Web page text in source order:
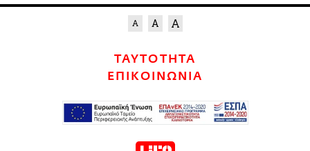
ΤΑΥΤΟΤΗΤΑ
ΕΠΙΚΟΙΝΩΝΙΑ